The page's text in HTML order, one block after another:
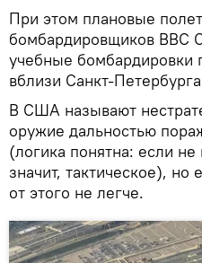
При этом плановые
бомбардировщиков ВВС
учебные бомбардировки
вблизи Санкт-
В США называют
оружие дальностью
(логика понятна: если
значит, тактическое),
от этого не легче.